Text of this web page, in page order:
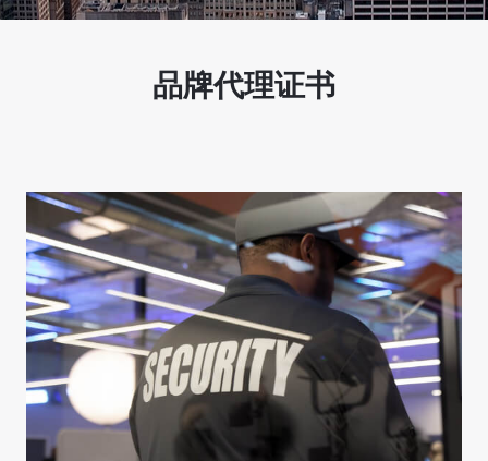
品牌代理证书